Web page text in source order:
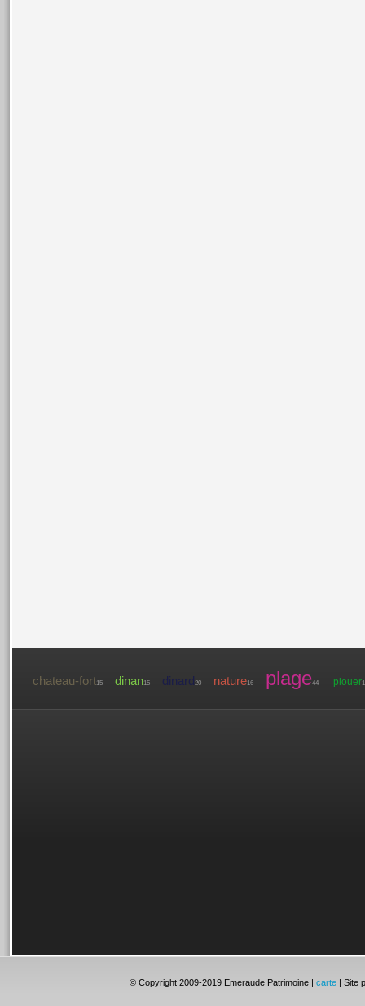
chateau-fort15 dinan15 dinard20 nature16 plage44 plouer
© Copyright 2009-2019 Emeraude Patrimoine |carte | Site